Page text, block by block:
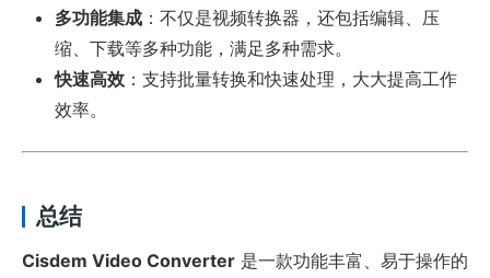
多功能集成 ：不仅是视频转换器，还包括编辑、压
缩、下载等多种功能，满足多种需求。
快速高效 ：支持批量转换和快速处理，大大提高工作
效率。
总结
Cisdem Video Converter 是一款功能丰富、易于操作的